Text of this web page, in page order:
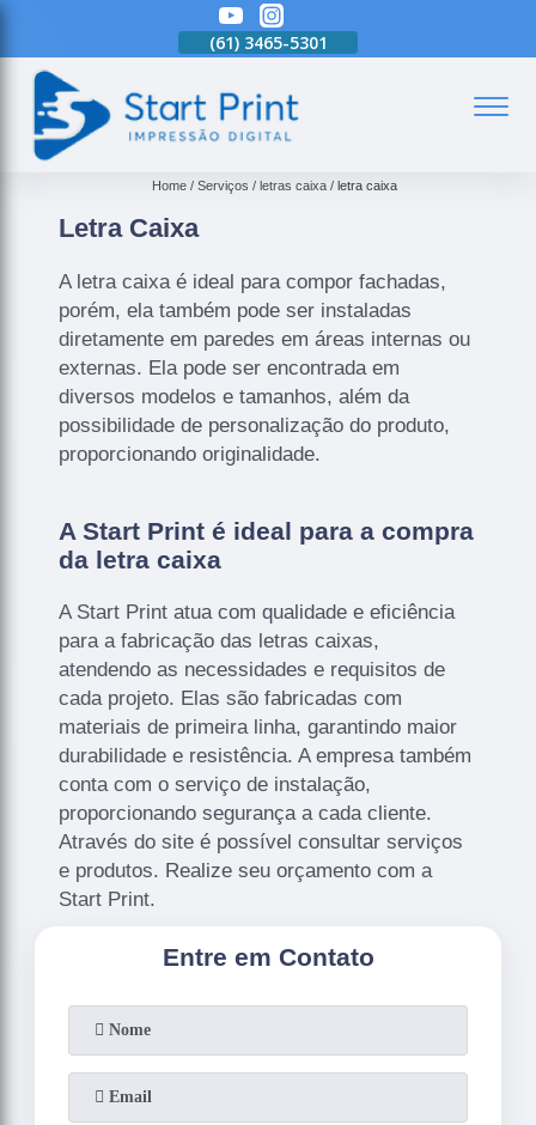
(61) 3465-5301
Home Serviços letras caixa letra caixa
Letra Caixa
A letra caixa é ideal para compor fachadas,
porém, ela também pode ser instaladas
diretamente em paredes em áreas internas ou
externas. Ela pode ser encontrada em
diversos modelos e tamanhos, além da
possibilidade de personalização do produto,
proporcionando originalidade.
A Start Print é ideal para a compra
da letra caixa
A Start Print atua com qualidade e eficiência
para a fabricação das letras caixas,
atendendo as necessidades e requisitos de
cada projeto. Elas são fabricadas com
materiais de primeira linha, garantindo maior
durabilidade e resistência. A empresa também
conta com o serviço de instalação,
proporcionando segurança a cada cliente.
Através do site é possível consultar serviços
e produtos. Realize seu orçamento com a
Start Print.
Entre em Contato